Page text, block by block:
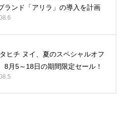
ランド「アリラ」の導入を計画
ヒチ ヌイ、夏のスペシャルオフ
月5～18日の期間限定セール！